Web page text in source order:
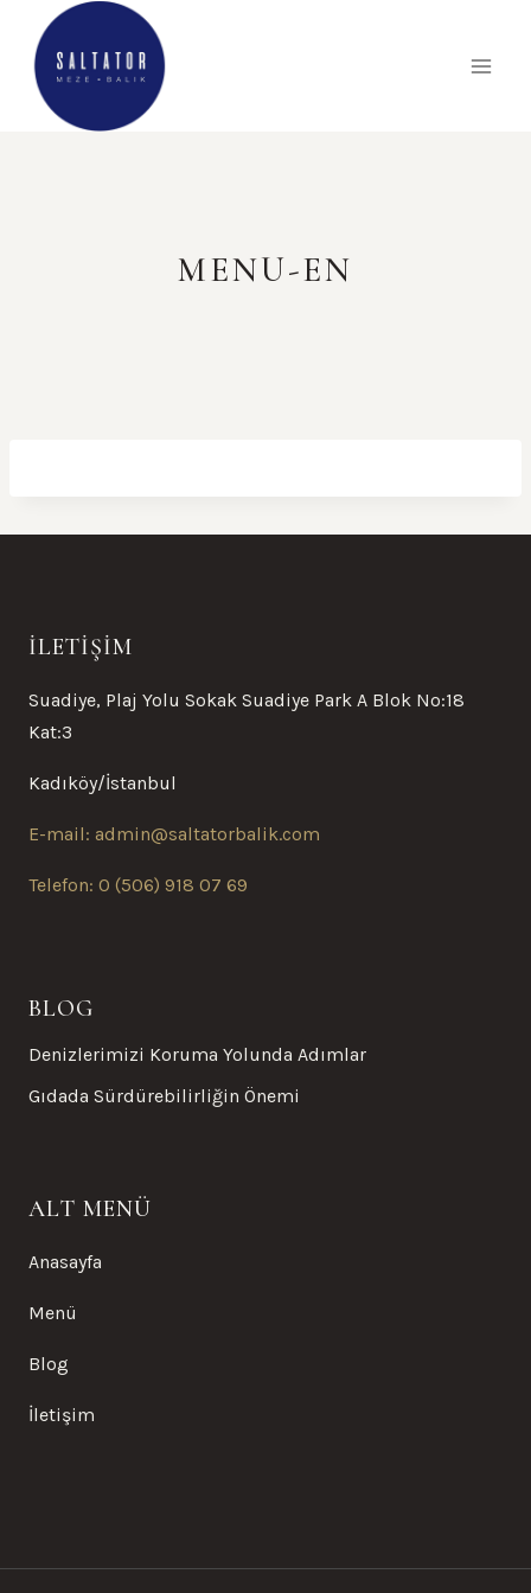
MENU-EN
İLETIŞIM
Suadiye, Plaj Yolu Sokak Suadiye Park A Blok No:18
Kat:3
Kadıköy/İstanbul
E-mail: admin@saltatorbalik.com
Telefon: 0 (506) 918 07 69
BLOG
Denizlerimizi Koruma Yolunda Adımlar
Gıdada Sürdürebilirliğin Önemi
ALT MENÜ
Anasayfa
Menü
Blog
İletişim